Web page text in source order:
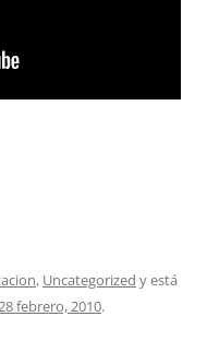
, Uncategorized y está
febrero, 2010.